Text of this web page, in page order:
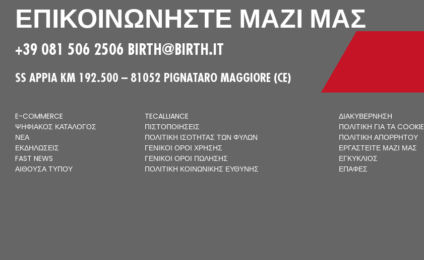
ΕΠΙΚΟΙΝΩΝΗΣΤΕ ΜΑΖΙ ΜΑΣ
+39 081 506 2506 BIRTH@BIRTH.IT
SS APPIA KM 192.500 – 81052 PIGNATARO MAGGIORE (CE)
E-COMMERCE
ΨΗΦΙΑΚΌΣ ΚΑΤΆΛΟΓΟΣ
ΝΈΑ
ΕΚΔΗΛΏΣΕΙΣ
FAST NEWS
ΑΊΘΟΥΣΑ ΤΎΠΟΥ
TECALLIANCE
ΠΙΣΤΟΠΟΙΉΣΕΙΣ
ΠΟΛΙΤΙΚΉ ΙΣΌΤΗΤΑΣ ΤΩΝ ΦΎΛΩΝ
ΓΕΝΙΚΟΊ ΌΡΟΙ ΧΡΉΣΗΣ
ΓΕΝΙΚΟΊ ΌΡΟΙ ΠΏΛΗΣΗΣ
ΠΟΛΙΤΙΚΉ ΚΟΙΝΩΝΙΚΉΣ ΕΥΘΎΝΗΣ
ΔΙΑΚΥΒΈΡΝΗΣΗ
ΠΟΛΙΤΙΚΉ ΓΙΑ ΤΑ COOKIE
ΠΟΛΙΤΙΚΉ ΑΠΟΡΡΉΤΟΥ
ΕΡΓΑΣΤΕΊΤΕ ΜΑΖΊ ΜΑΣ
ΕΓΚΎΚΛΙΟΣ
ΕΠΑΦΈΣ